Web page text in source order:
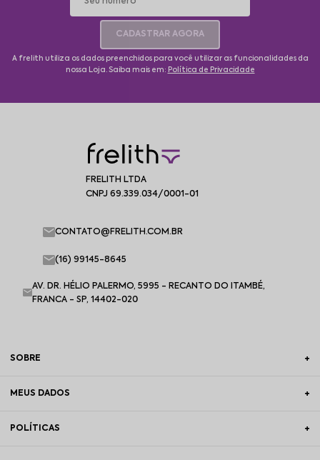
CADASTRAR AGORA
A frelith utiliza os dados preenchidos para você utilizar as funcionalidades da
nossa Loja. Saiba mais em: Política de Privacidade
FRELITH LTDA
CNPJ 69.339.034/0001-01
CONTATO@FRELITH.COM.BR
(16) 99145-8645
AV. DR. HÉLIO PALERMO, 5995 - RECANTO DO ITAMBÉ,
FRANCA - SP, 14402-020
SOBRE
MEUS DADOS
POLÍTICAS